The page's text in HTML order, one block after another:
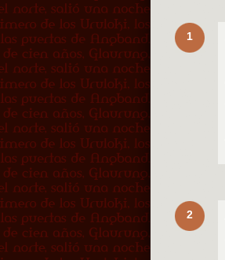
1
2